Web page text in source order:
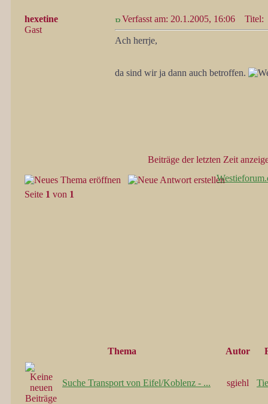
hexetine
Gast
Verfasst am: 20.1.2005, 16:06 Titel:
Ach herrje,
da sind wir ja dann auch betroffen.
Beiträge der letzten Zeit
Seite 1 von 1
Thema Autor
Suche Transport von Eifel/Koblenz - ... sgiehl